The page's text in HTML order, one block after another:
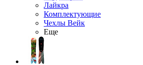
Лайкра
Комплектующие
Чехлы Вейк
Еще